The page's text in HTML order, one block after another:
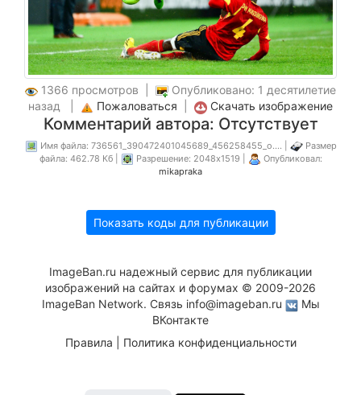
1366 просмотров |
Опубликовано: 1 десятилетие
назад |
Пожаловаться Скачать изображение
Комментарий автора: Отсутствует
Имя файла: 736561_390472401045689_456258455_o.... |
Размер
файла: 462.78 Кб |
Разрешение: 2048x1519 |
Опубликовал:
mikapraka
Показать коды для публикации
ImageBan.ru надежный сервис для публикации
изображений на сайтах и форумах © 2009-2026
ImageBan Network. Связь info@imageban.ru
Мы
ВКонтакте
Правила
Политика конфиденциальности